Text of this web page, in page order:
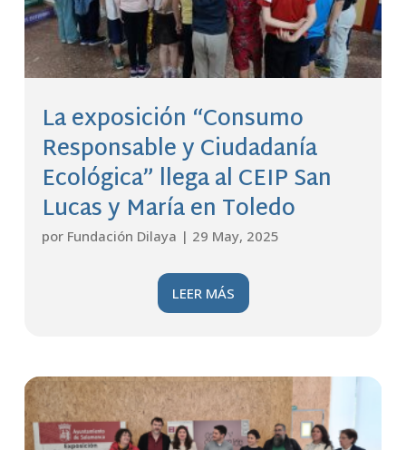
La exposición “Consumo
Responsable y Ciudadanía
Ecológica” llega al CEIP San
Lucas y María en Toledo
por Fundación Dilaya | 29 May, 2025
LEER MÁS